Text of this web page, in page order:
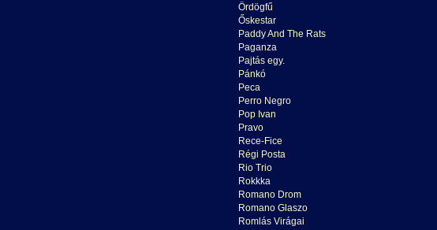
Ördögfű
Őskestar
Paddy And The Rats
Paganza
Pajtás egy.
Pánkó
Peca
Perro Negro
Pop Ivan
Pravo
Rece-Fice
Régi Posta
Rio Trio
Rokkka
Romano Drom
Romano Glaszo
Romlás Virágai